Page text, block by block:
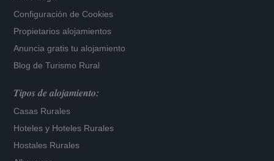
Configuración de Cookies
Propietarios alojamientos
Anuncia gratis tu alojamiento
Blog de Turismo Rural
Tipos de alojamiento:
Casas Rurales
Hoteles y Hoteles Rurales
Hostales Rurales